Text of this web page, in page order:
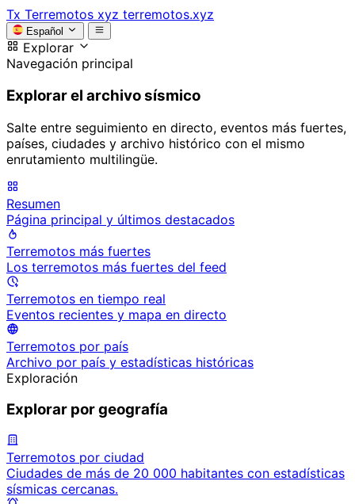
Tx Terremotos xyz terremotos.xyz
Español
Explorar
Navegación principal
Explorar el archivo sísmico
Salte entre seguimiento en directo, eventos más fuertes,
países, ciudades y archivo histórico con el mismo
enrutamiento multilingüe.
Resumen
Página principal y últimos destacados
Terremotos más fuertes
Los terremotos más fuertes del feed
Terremotos en tiempo real
Eventos recientes y mapa en directo
Terremotos por país
Archivo por país y estadísticas históricas
Exploración
Explorar por geografía
Terremotos por ciudad
Ciudades de más de 20 000 habitantes con estadísticas
sísmicas cercanas.